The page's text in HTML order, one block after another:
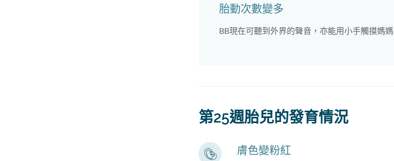
胎動次數變多
BB現在可聽到外界的聲音，亦能用小手觸摸媽
第25週胎兒的發育情況
膚色變粉紅